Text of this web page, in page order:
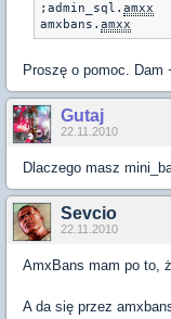
;admin_sql. amxx
amxbans. amxx
Proszę o pomoc. Dam
Gutaj
22.11.2010
Dlaczego masz
Sevcio
22.11.2010
AmxBans mam po to,
A da się przez